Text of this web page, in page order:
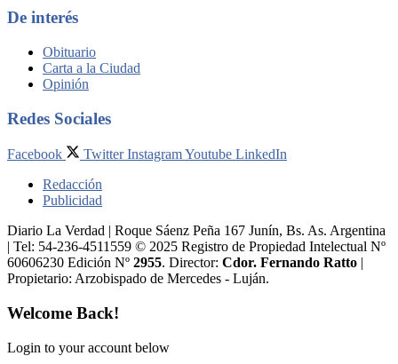
De interés
Obituario
Carta a la Ciudad
Opinión
Redes Sociales
Facebook Twitter InstagramYoutube LinkedIn
Redacción
Publicidad
Diario La Verdad | Roque Sáenz Peña 167 Junín, Bs. As. Argentina
| Tel: 54-236-4511559 © 2025 Registro de Propiedad Intelectual Nº
60606230 Edición Nº 2955. Director:​ Cdor. Fernando Ratto |
Propietario:​ Arzobispado de Mercedes - Luján.
Welcome Back!
Login to your account below